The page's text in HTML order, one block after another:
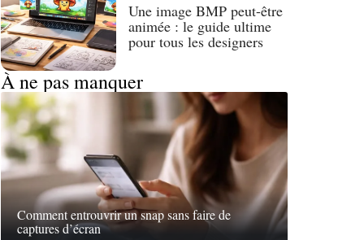
Une image BMP peut-être
animée : le guide ultime
pour tous les designers
À ne pas manquer
Comment entrouvrir un snap sans faire de
captures d’écran